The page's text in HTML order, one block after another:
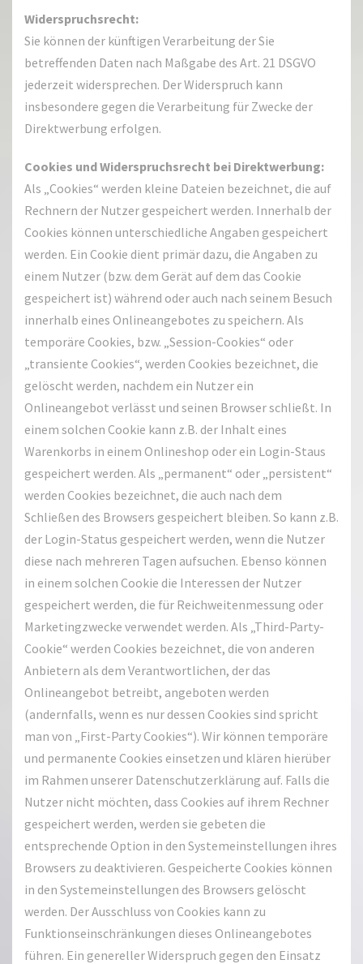
Widerspruchsrecht:
Sie können der künftigen Verarbeitung der Sie
betreffenden Daten nach Maßgabe des Art. 21 DSGVO
jederzeit widersprechen. Der Widerspruch kann
insbesondere gegen die Verarbeitung für Zwecke der
Direktwerbung erfolgen.
Cookies und Widerspruchsrecht bei Direktwerbung:
Als „Cookies“ werden kleine Dateien bezeichnet, die auf
Rechnern der Nutzer gespeichert werden. Innerhalb der
Cookies können unterschiedliche Angaben gespeichert
werden. Ein Cookie dient primär dazu, die Angaben zu
einem Nutzer (bzw. dem Gerät auf dem das Cookie
gespeichert ist) während oder auch nach seinem Besuch
innerhalb eines Onlineangebotes zu speichern. Als
temporäre Cookies, bzw. „Session-Cookies“ oder
„transiente Cookies“, werden Cookies bezeichnet, die
gelöscht werden, nachdem ein Nutzer ein
Onlineangebot verlässt und seinen Browser schließt. In
einem solchen Cookie kann z.B. der Inhalt eines
Warenkorbs in einem Onlineshop oder ein Login-Staus
gespeichert werden. Als „permanent“ oder „persistent“
werden Cookies bezeichnet, die auch nach dem
Schließen des Browsers gespeichert bleiben. So kann z.B.
der Login-Status gespeichert werden, wenn die Nutzer
diese nach mehreren Tagen aufsuchen. Ebenso können
in einem solchen Cookie die Interessen der Nutzer
gespeichert werden, die für Reichweitenmessung oder
Marketingzwecke verwendet werden. Als „Third-Party-
Cookie“ werden Cookies bezeichnet, die von anderen
Anbietern als dem Verantwortlichen, der das
Onlineangebot betreibt, angeboten werden
(andernfalls, wenn es nur dessen Cookies sind spricht
man von „First-Party Cookies“). Wir können temporäre
und permanente Cookies einsetzen und klären hierüber
im Rahmen unserer Datenschutzerklärung auf. Falls die
Nutzer nicht möchten, dass Cookies auf ihrem Rechner
gespeichert werden, werden sie gebeten die
entsprechende Option in den Systemeinstellungen ihres
Browsers zu deaktivieren. Gespeicherte Cookies können
in den Systemeinstellungen des Browsers gelöscht
werden. Der Ausschluss von Cookies kann zu
Funktionseinschränkungen dieses Onlineangebotes
führen. Ein genereller Widerspruch gegen den Einsatz